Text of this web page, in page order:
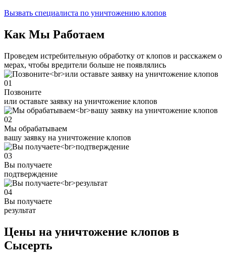
Вызвать специалиста по уничтожению клопов
Как Мы Работаем
Проведем истребительную обработку от клопов и расскажем о
мерах, чтобы вредители больше не появлялись
01
Позвоните
или оставьте заявку на уничтожение клопов
02
Мы обрабатываем
вашу заявку на уничтожение клопов
03
Вы получаете
подтверждение
04
Вы получаете
результат
Цены на уничтожение клопов в
Сысерть